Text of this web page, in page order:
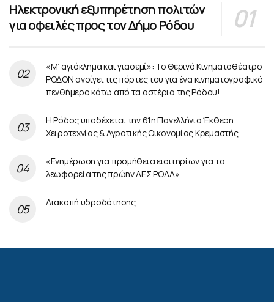
Ηλεκτρονική εξυπηρέτηση πολιτών
για οφειλές προς τον Δήμο Ρόδου
«Μ’ αγιόκλημα και γιασεμί»: Το Θερινό Κινηματοθέατρο
ΡΟΔΟΝ ανοίγει τις πόρτες του για ένα κινηματογραφικό
πενθήμερο κάτω από τα αστέρια της Ρόδου!
Η Ρόδος υποδέχεται την 61η Πανελλήνια Έκθεση
Χειροτεχνίας & Αγροτικής Οικονομίας Κρεμαστής
«Ενημέρωση για προμήθεια εισιτηρίων για τα
λεωφορεία της πρώην ΔΕΣ ΡΟΔΑ»
Διακοπή υδροδότησης